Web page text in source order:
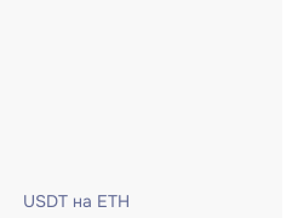
USDT на ETH